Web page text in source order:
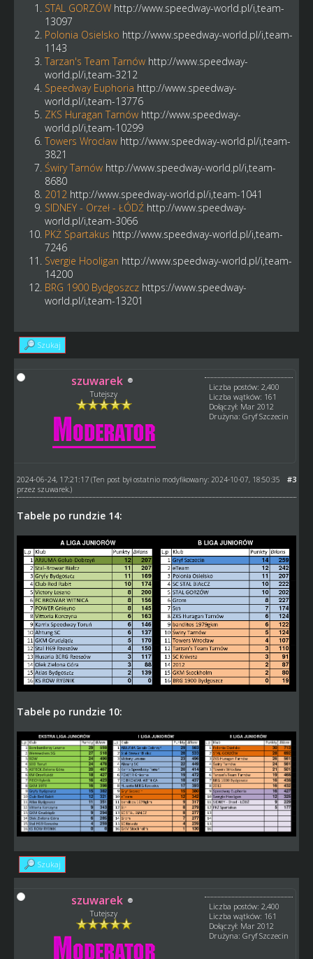
STAL GORZÓW http://www.speedway-world.pl/i,team-
13097
Polonia Osielsko http://www.speedway-world.pl/i,team-
1143
Tarzan's Team Tarnów http://www.speedway-
world.pl/i,team-3212
Speedway Euphoria http://www.speedway-
world.pl/i,team-13776
ZKS Huragan Tarnów http://www.speedway-
world.pl/i,team-10299
Towers Wrocław http://www.speedway-world.pl/i,team-
3821
Świry Tarnów http://www.speedway-world.pl/i,team-
8680
2012 http://www.speedway-world.pl/i,team-1041
SIDNEY - Orzeł - ŁÓDŹ http://www.speedway-
world.pl/i,team-3066
PKŻ Spartakus http://www.speedway-world.pl/i,team-
7246
Svergie Hooligan http://www.speedway-world.pl/i,team-
14200
BRG 1900 Bydgoszcz https://www.speedway-
world.pl/i,team-13201
Szukaj
szuwarek
Tutejszy
Liczba postów: 2,400
Liczba wątków: 161
Dołączył: Mar 2012
Drużyna: Gryf Szczecin
#3
2024-06-24, 17:21:17 (Ten post był ostatnio modyfikowany: 2024-10-07, 18:50:35
przez szuwarek.)
Tabele po rundzie 14:
Tabele po rundzie 10:
Szukaj
szuwarek
Tutejszy
Liczba postów: 2,400
Liczba wątków: 161
Dołączył: Mar 2012
Drużyna: Gryf Szczecin